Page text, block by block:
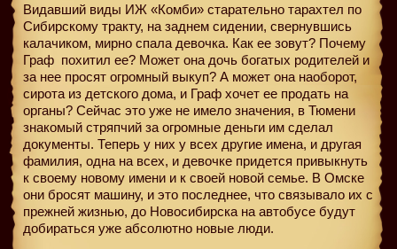
Видавший виды ИЖ «Комби» старательно тарахтел по
Сибирскому тракту, на заднем сидении, свернувшись
калачиком, мирно спала девочка. Как ее зовут? Почему
Граф похитил ее? Может она дочь богатых родителей и
за нее просят огромный выкуп? А может она наоборот,
сирота из детского дома, и Граф хочет ее продать на
органы? Сейчас это уже не имело значения, в Тюмени
знакомый стряпчий за огромные деньги им сделал
документы. Теперь у них у всех другие имена, и другая
фамилия, одна на всех, и девочке придется привыкнуть
к своему новому имени и к своей новой семье. В Омске
они бросят машину, и это последнее, что связывало их с
прежней жизнью, до Новосибирска на автобусе будут
добираться уже абсолютно новые люди.